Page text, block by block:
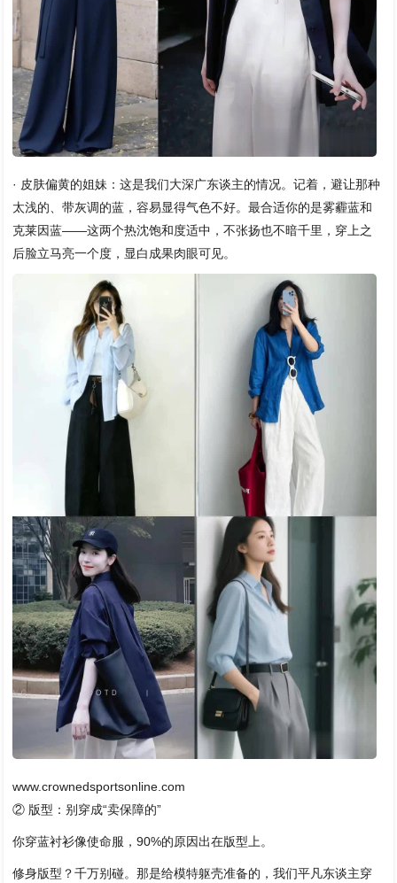
· 皮肤偏黄的姐妹：这是我们大深广东谈主的情况。记着，避让那种
太浅的、带灰调的蓝，容易显得气色不好。最合适你的是雾霾蓝和
克莱因蓝——这两个热沈饱和度适中，不张扬也不暗千里，穿上之
后脸立马亮一个度，显白成果肉眼可见。
www.crownedsportsonline.com
② 版型：别穿成“卖保障的”
你穿蓝衬衫像使命服，90%的原因出在版型上。
修身版型？千万别碰。那是给模特躯壳准备的，我们平凡东谈主穿